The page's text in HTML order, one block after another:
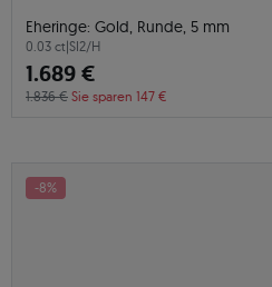
Eheringe: Gold, Runde, 5 mm
0.03 ct|SI2/H
1.689 €
1.836 € Sie sparen 147 €
-8%